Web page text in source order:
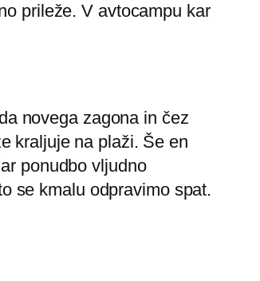
prileže. V avtocampu kar
novega zagona in čez
kraljuje na plaži. Še en
ponudbo vljudno
se kmalu odpravimo spat.